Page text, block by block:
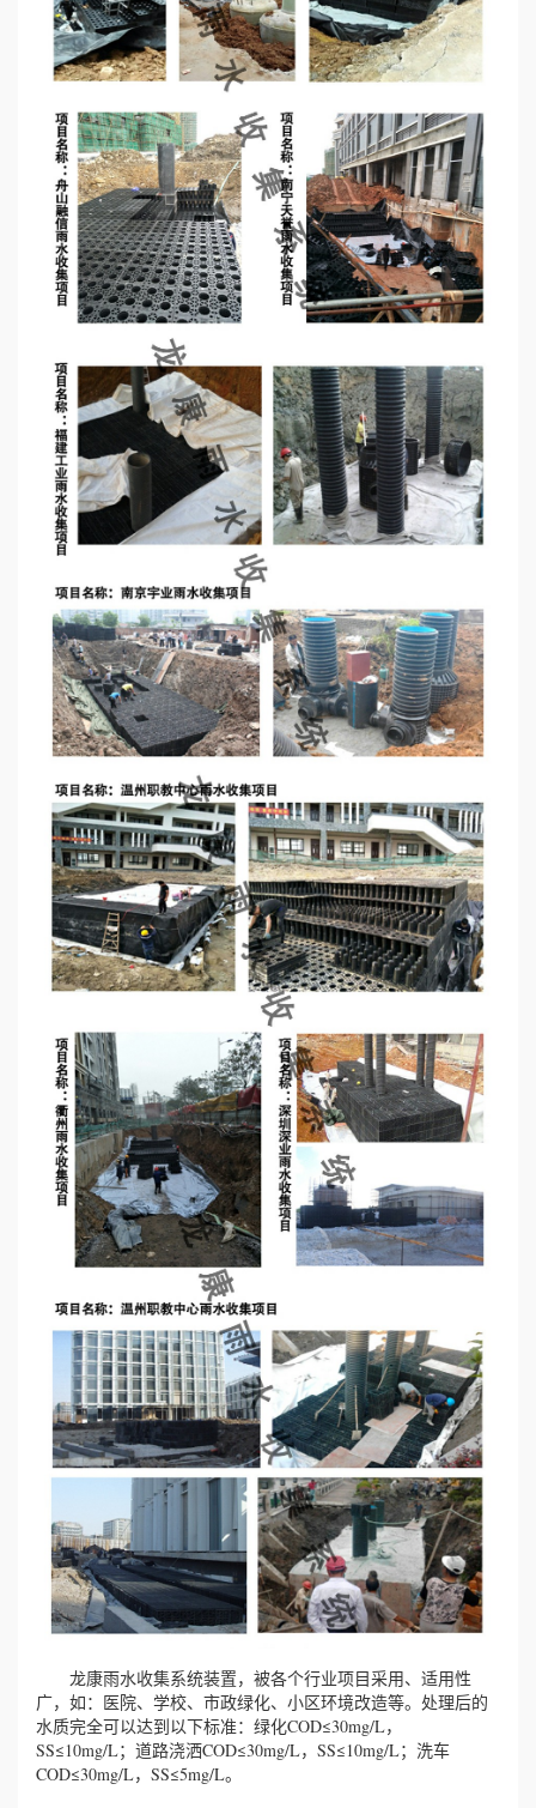
龙康雨水收集系统装置，被各个行业项目采用、适用性
广，如：医院、学校、市政绿化、小区环境改造等。处理后的
水质完全可以达到以下标准：绿化COD≤30mg/L，
SS≤10mg/L；道路浇洒COD≤30mg/L，SS≤10mg/L；洗车
COD≤30mg/L，SS≤5mg/L。